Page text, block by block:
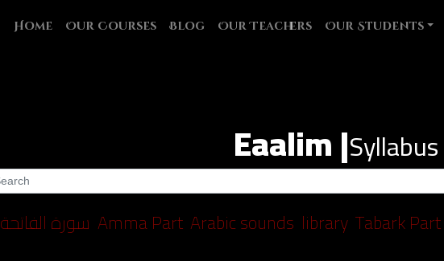
Home Our Courses Blog Our Teachers Our Students
Eaalim |Syllabus
سورة الفاتحة Amma Part Arabic sounds library Tabark Part